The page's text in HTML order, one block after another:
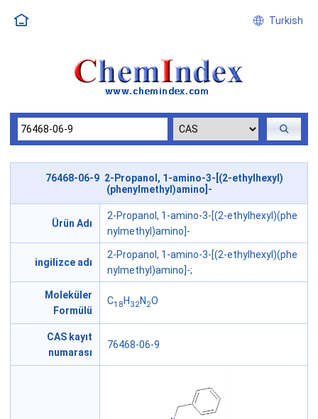
Turkish
76468-06-9 2-Propanol, 1-amino-3-[(2-ethylhexyl)
(phenylmethyl)amino]-
Ürün Adı
2-Propanol, 1-amino-3-[(2-ethylhexyl)(phe
nylmethyl)amino]-
ingilizce adı
2-Propanol, 1-amino-3-[(2-ethylhexyl)(phe
nylmethyl)amino]-;
Moleküler
Formülü
C18 H 32N 2O
CAS kayıt
numarası
76468-06-9